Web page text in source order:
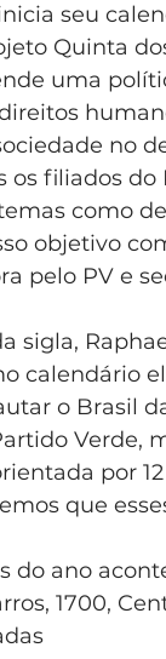
seu
Quinta
uma
no
os filiados
como
objetivo
pelo PV e
sigla,
calendário
o Brasil
Verde,
por
que
ano
1700,